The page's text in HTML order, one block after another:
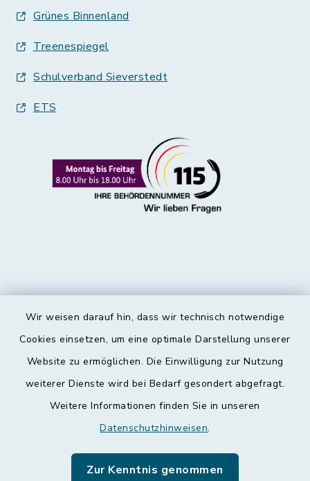
Wir weisen darauf hin, dass wir technisch notwendige
Cookies einsetzen, um eine optimale Darstellung unserer
Website zu ermöglichen. Die Einwilligung zur Nutzung
weiterer Dienste wird bei Bedarf gesondert abgefragt.
Weitere Informationen finden Sie in unseren
Datenschutzhinweisen.
Zur Kenntnis genommen
Grünes Binnenland
Treenespiegel
Schulverband Sieverstedt
ETS
Kontakt
Datenschutz